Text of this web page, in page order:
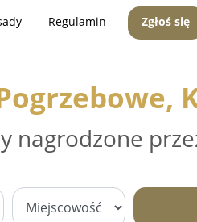
Regulamin Zgłoś się
nagrodzone